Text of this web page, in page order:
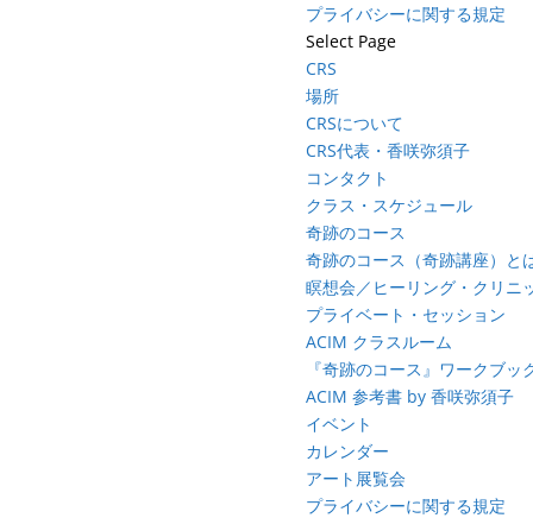
プライバシーに関する規定
Select Page
CRS
場所
CRSについて
CRS代表・香咲弥須子
コンタクト
クラス・スケジュール
奇跡のコース
奇跡のコース（奇跡講座）と
瞑想会／ヒーリング・クリニ
プライベート・セッション
ACIM クラスルーム
『奇跡のコース』ワークブッ
ACIM 参考書 by 香咲弥須子
イベント
カレンダー
アート展覧会
プライバシーに関する規定